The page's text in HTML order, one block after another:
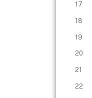
17
18
19
20
21
22